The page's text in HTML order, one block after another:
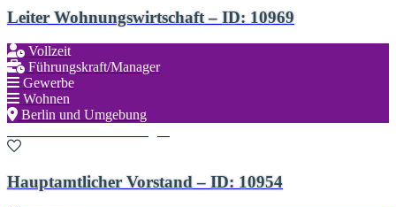
Leiter Wohnungswirtschaft – ID: 10969
Vollzeit
Führungskraft/Manager
Gewerbe
Wohnen
Berlin und Umgebung
Hauptamtlicher Vorstand – ID: 10954